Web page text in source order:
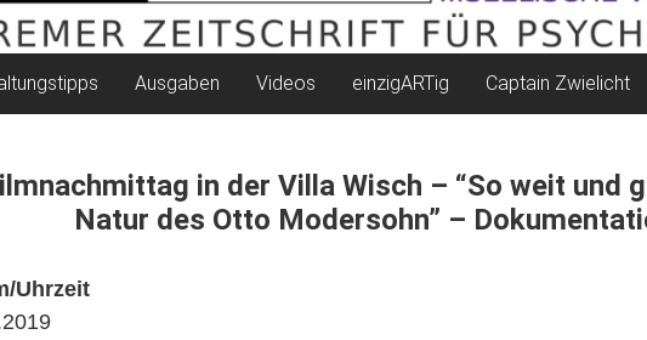
Ausgaben Videos einzigARTig Captain Zwielicht
in der Villa Wisch – “So weit und
Natur des Otto Modersohn” –
Uhrzeit